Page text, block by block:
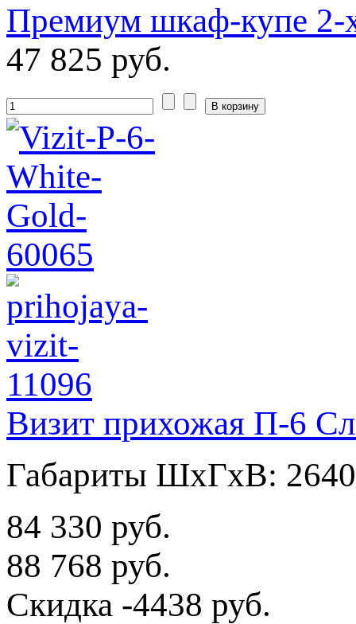
Премиум шкаф-купе
47 825 руб.
Визит прихожая П-6
Габариты ШхГхВ:
84 330 руб.
88 768 руб.
Скидка -4438 руб.